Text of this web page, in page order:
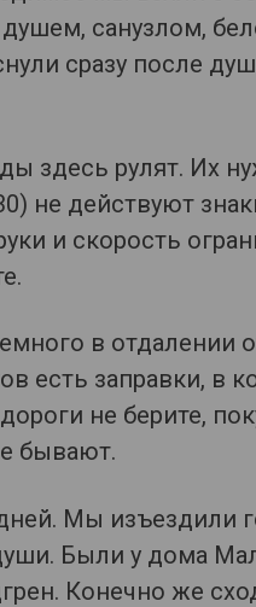
душем, санузлом,
сразу после
рулят. Их
не действуют
и скорость
в отдалении
есть заправки, в
не берите,
бывают.
Мы изъездили
Были у дома
Конечно же